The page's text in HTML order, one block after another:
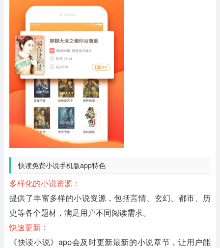
快读免费小说手机版app特色
多样化的小说资源：
提供了丰富多样的小说资源，包括言情、玄幻、都市、历
史等各个题材，满足用户不同阅读需求。
快速更新：
《快读小说》app会及时更新最新的小说章节，让用户能